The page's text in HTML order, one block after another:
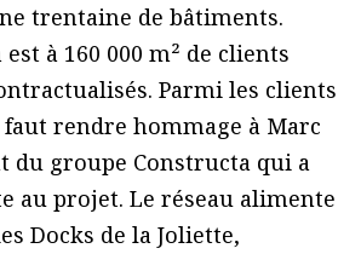
trentaine de bâtiments.
à 160 000 m² de clients
Parmi les clients
rendre hommage à Marc
du groupe Constructa qui a
au projet. Le réseau alimente
Docks de la Joliette,